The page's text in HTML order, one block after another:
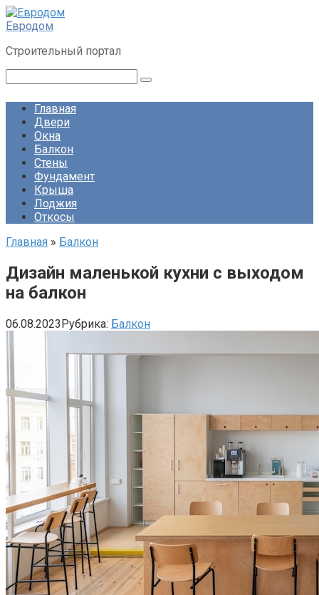
Перейти
к
Евродом
Строительный портал
Главная
Двери
Окна
Балкон
Стены
Фундамент
Крыша
Лоджия
Откосы
Главная » Балкон
Дизайн маленькой кухни с выходом
на балкон
06.08.2023Рубрика: Балкон